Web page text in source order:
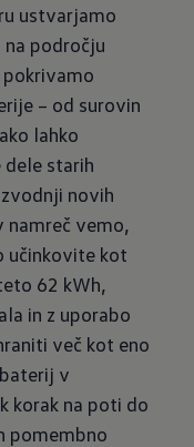
ustvarjamo
področju
– od surovin
lahko
starih
novih
namreč vemo,
učinkovite kot
62 kWh,
in z uporabo
več kot eno
v
korak na poti do
pomembno